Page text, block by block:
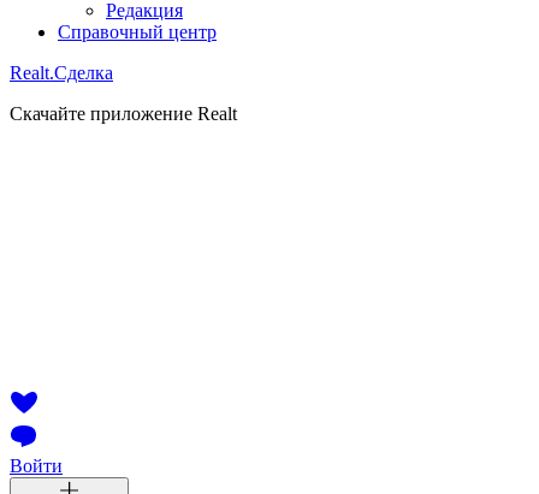
Редакция
Справочный центр
Realt.Сделка
Скачайте приложение Realt
Войти